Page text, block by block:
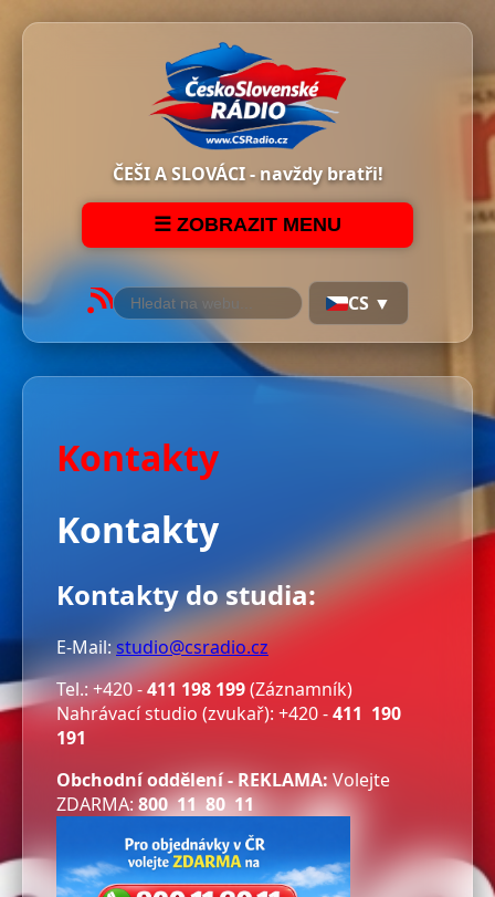
ČEŠI A SLOVÁCI - navždy bratři!
☰ ZOBRAZIT MENU
CS ▼
Kontakty
Kontakty
Kontakty do studia:
E-Mail:studio@csradio.cz
Tel.: +420 -411 198 199(Záznamník)
Nahrávací studio (zvukař): +420 -411 190
191
Obchodní oddělení - REKLAMA:Volejte
ZDARMA:800 11 80 11